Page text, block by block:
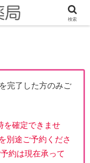
を完了した方のみご
を確定できませ
別途ご予約くださ
約は現在承って
検索